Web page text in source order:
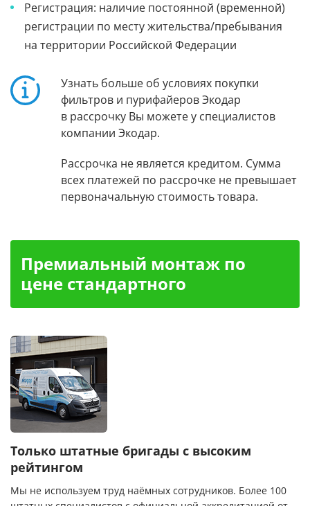
Регистрация: наличие постоянной (временной)
регистрации по месту жительства/пребывания
на территории Российской Федерации
Узнать больше об условиях покупки
фильтров и пурифайеров Экодар
в рассрочку Вы можете у специалистов
компании Экодар.
Рассрочка не является кредитом. Сумма
всех платежей по рассрочке не превышает
первоначальную стоимость товара.
Премиальный монтаж по
цене стандартного
Только штатные бригады с высоким
рейтингом
Мы не используем труд наёмных сотрудников. Более 100